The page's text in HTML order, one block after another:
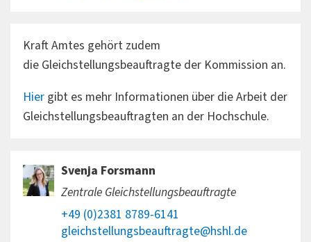
Kraft Amtes gehört zudem
die Gleichstellungsbeauftragte der Kommission an.
Hiergibt es mehr Informationen über die Arbeit der
Gleichstellungsbeauftragten an der Hochschule.
Svenja Forsmann
Zentrale Gleichstellungsbeauftragte
+49 (0)2381 8789-6141
gleichstellungsbeauftragte@hshl.de